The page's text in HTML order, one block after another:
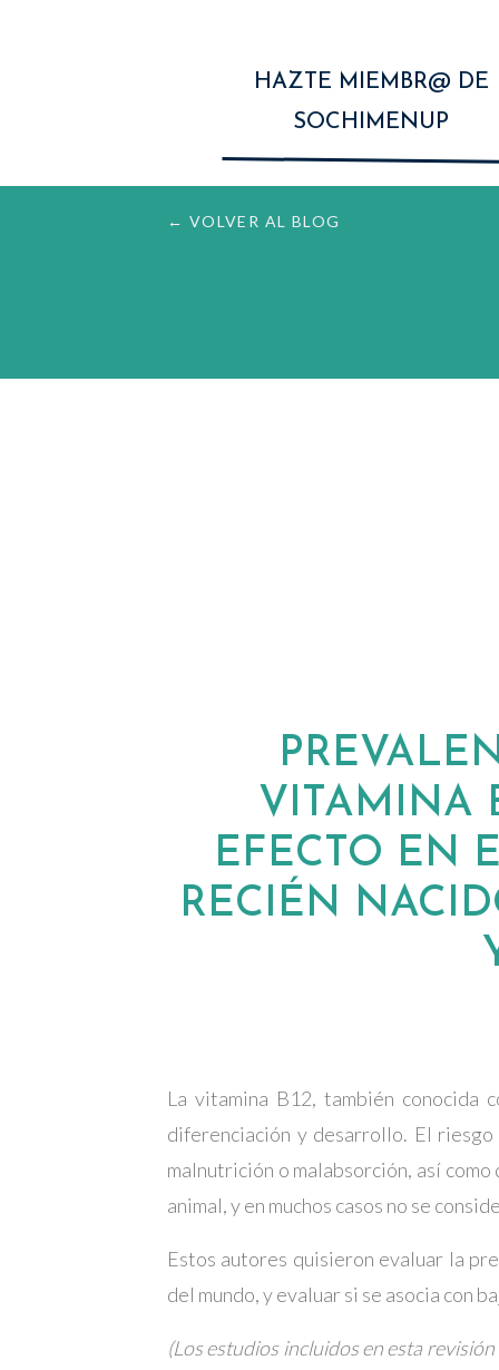
HAZTE MIEMBR@ DE
SOCHIMENUP
← VOLVER AL BLOG
VITAMINA
EFECTO EN
RECIÉN
La vitamina B12, también conocida
diferenciación y desarrollo. El
malnutrición o malabsorción, así
animal, y en muchos casos no se
Estos autores quisieron evaluar la
del mundo, y evaluar si se asocia con
(Los estudios incluidos en esta